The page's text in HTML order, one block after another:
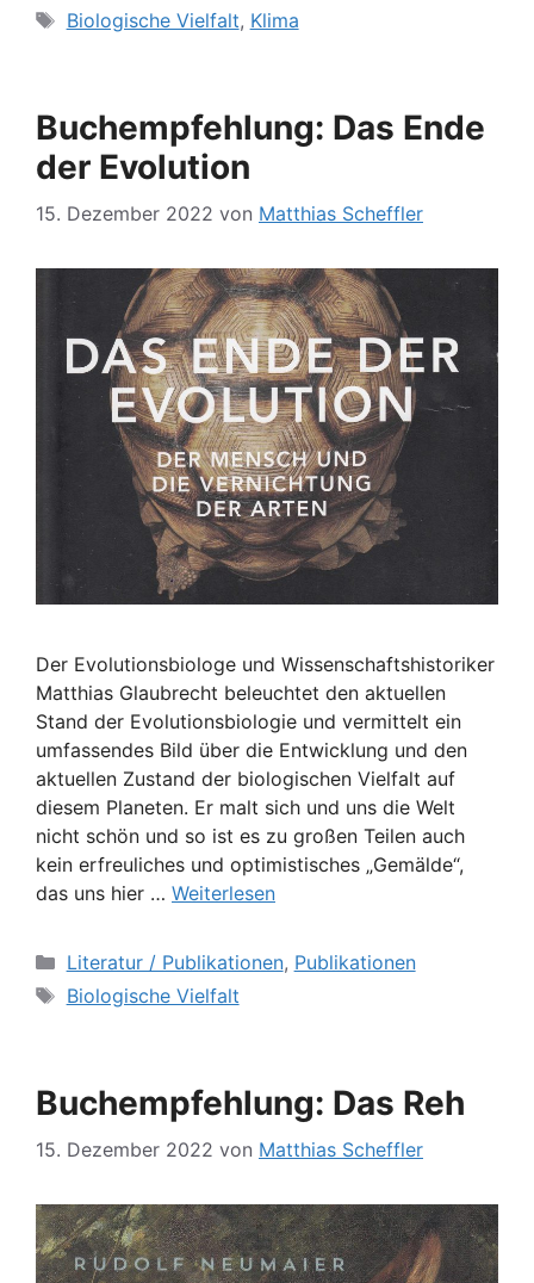
Schlagwörter
Biologische Vielfalt, Klima
Buchempfehlung: Das Ende
der Evolution
15. Dezember 2022 von Matthias Scheffler
Der Evolutionsbiologe und Wissenschaftshistoriker
Matthias Glaubrecht beleuchtet den aktuellen
Stand der Evolutionsbiologie und vermittelt ein
umfassendes Bild über die Entwicklung und den
aktuellen Zustand der biologischen Vielfalt auf
diesem Planeten. Er malt sich und uns die Welt
nicht schön und so ist es zu großen Teilen auch
kein erfreuliches und optimistisches „Gemälde“,
das uns hier … Weiterlesen
Kategorien
Literatur / Publikationen, Publikationen
Schlagwörter
Biologische Vielfalt
Buchempfehlung: Das Reh
15. Dezember 2022 von Matthias Scheffler